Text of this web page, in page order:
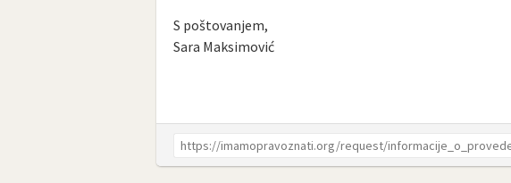
S poštovanjem,
Sara Maksimović